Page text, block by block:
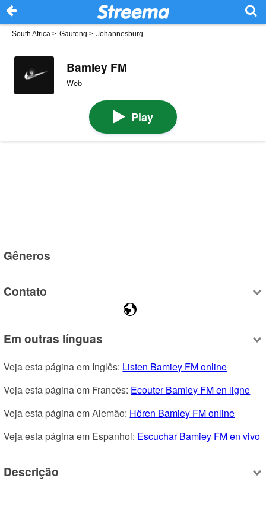
South Africa > Gauteng > Johannesburg
Bamiey FM
Web
Play
Gêneros
Contato
Em outras línguas
Veja esta página em Inglês: Listen Bamiey FM online
Veja esta página em Francês: Ecouter Bamiey FM en ligne
Veja esta página em Alemão: Hören Bamiey FM online
Veja esta página em Espanhol: Escuchar Bamiey FM en vivo
Descrição